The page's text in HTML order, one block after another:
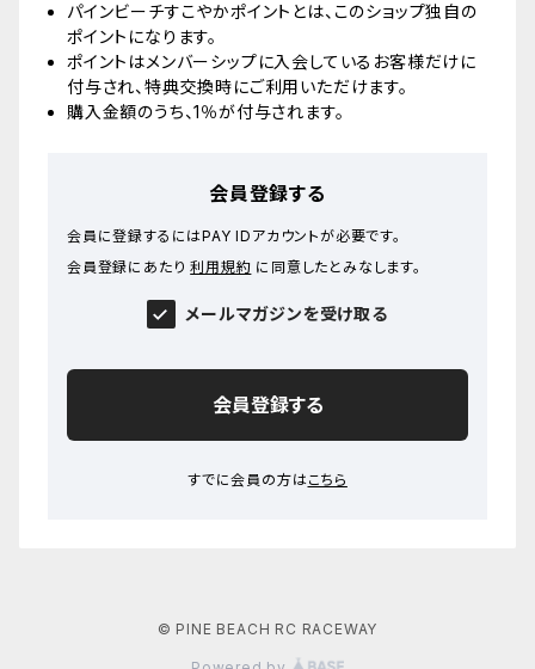
パインビーチすこやかポイントとは、このショップ独自の
ポイントになります。
ポイントはメンバーシップに入会しているお客様だけに
付与され、特典交換時にご利用いただけます。
購入金額のうち、1％が付与されます。
会員登録する
会員に登録するにはPAY IDアカウントが必要です。
会員登録にあたり利用規約 に同意したとみなします。
メールマガジンを受け取る
会員登録する
すでに会員の方はこちら
© PINE BEACH RC RACEWAY